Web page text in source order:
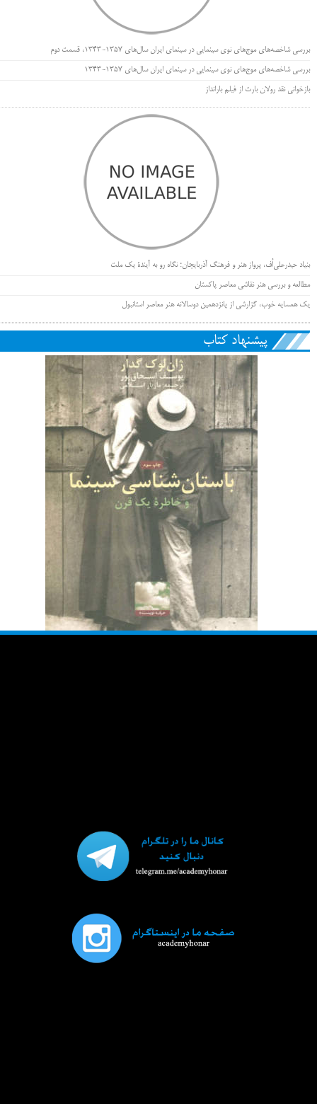
بررسی شاخصه‌های موج‌های نوی سینمایی در سینمای ایران سال‌های 1357-1343، قسمت دوم
بررسی شاخصه‌های موج‌های نوی سینمایی در سینمای ایران سال‌های 1357-1343
بازخوانی نقد رولان بارت از فیلم بارانداز
بنیاد حیدرعلی‌اُف، پرواز هنر و فرهنگ آذربایجان؛ نگاه رو به آیندۀ یک ملت
مطالعه و بررسی هنر نقاشی معاصر پاکستان
یک همسایه خوب، گزارشی از پانزدهمین دوسالانه هنر معاصر استانبول
پیشنهاد کتاب